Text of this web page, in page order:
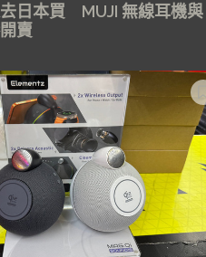
去日本買 MUJI 無線耳機與
賣